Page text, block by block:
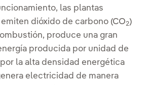
las plantas
dióxido de carbono (CO2)
produce una gran
producida por unidad de
la alta densidad energética
electricidad de manera